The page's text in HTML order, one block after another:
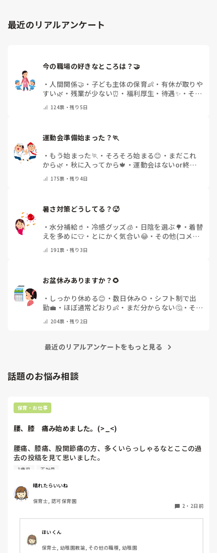
最近のリアルアンケート
・ 人間関係🤝 ・ 子ども主体の保育👶 ・ 有休が取りや
すい🌿 ・ 残業が少ない⏰ ・ 福利厚生・待遇✨ ・ その
他(コメントで教えてください)
124票・残り5日
運動会準備始まった？🏃
・ もう始まった🏃 ・ そろそろ始まる😊 ・ まだこれ
から🌿 ・ 秋に入ってから🍁 ・運動会はないor終わ
った✨
その他(コメントで教えてください)
175票・残り4日
暑さ対策どうしてる？🥵
・水分補給🥤 ・ 冷感グッズ🧊 ・ 日陰を選ぶ🌳 ・着替
えを多めに👕 ・ とにかく気合い😂・ その他(コメン
トで教えてください)
191票・残り3日
お盆休みありますか？🌻
・ しっかり休める😊 ・ 数日休み🌻 ・ シフト制で出
勤💼 ・ ほぼ通常どおり👶 ・ まだ分からない🤔・ その
他(コメントで教えてください)
204票・残り2日
最近のリアルアンケートをもっと見る
話題のお悩み相談
保育・お仕事
腰、膝　痛み始めました。(>_<)
腰痛、膝痛、股関節痛の方、多くいらっしゃるなとここの過
去の投稿を見て思いました。
という私も、２週間前、初めて腰痛になりました。
右腰が痛くて、起き上がれない。
ようやく立てたら、しゃがめない。
驚きました。
1歳児 正社員
晴れたらいいね
保育士, 認可保育園
2 ・ 2日前
ほいくん
保育士, 幼稚園教諭, その他の職種, 幼稚園